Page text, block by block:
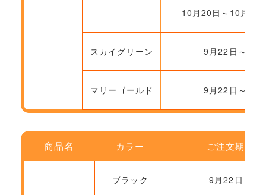
10月20日～10月26
スカイグリーン 9月22日～
マリーゴールド 9月22日～
商品名 カラー ご注文期間
ブラック 9月22日～